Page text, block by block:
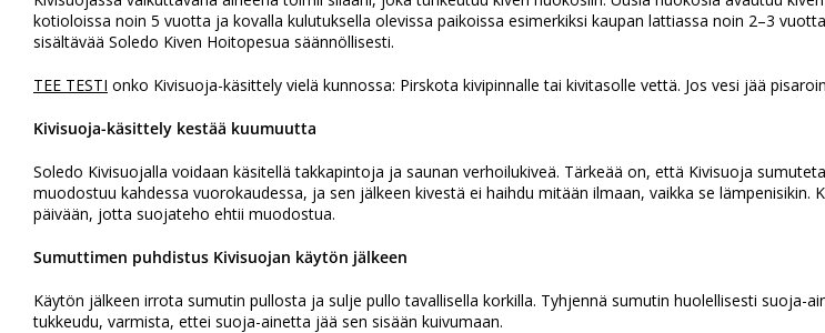
kotioloissa noin 5 vuotta ja kovalla kulutuksella olevissa paikoissa esimerkiksi kaupan lattiassa noin 2–3
sisältävää Soledo Kiven Hoitopesua säännöllisesti.
TEE TESTI onko Kivisuoja-käsittely vielä kunnossa: Pirskota kivipinnalle tai kivitasolle vettä. Jos vesi jää
Kivisuoja-käsittely kestää kuumuutta
Soledo Kivisuojalla voidaan käsitellä takkapintoja ja saunan verhoilukiveä. Tärkeää on, että Kivisuoja
muodostuu kahdessa vuorokaudessa, ja sen jälkeen kivestä ei haihdu mitään ilmaan, vaikka se lämpenisikin.
päivään, jotta suojateho ehtii muodostua.
Sumuttimen puhdistus Kivisuojan käytön jälkeen
Käytön jälkeen irrota sumutin pullosta ja sulje pullo tavallisella korkilla. Tyhjennä sumutin huolellisesti suoja-
tukkeudu, varmista, ettei suoja-ainetta jää sen sisään kuivumaan.